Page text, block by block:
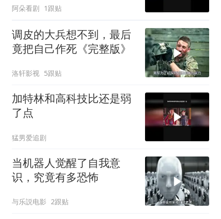
阿朵看剧 1跟贴
调皮的大兵想不到，最后
竟把自己作死《完整版》
洛轩影视 5跟贴
加特林和高科技比还是弱
了点
猛男爱追剧
当机器人觉醒了自我意
识，究竟有多恐怖
与乐説电影 2跟贴